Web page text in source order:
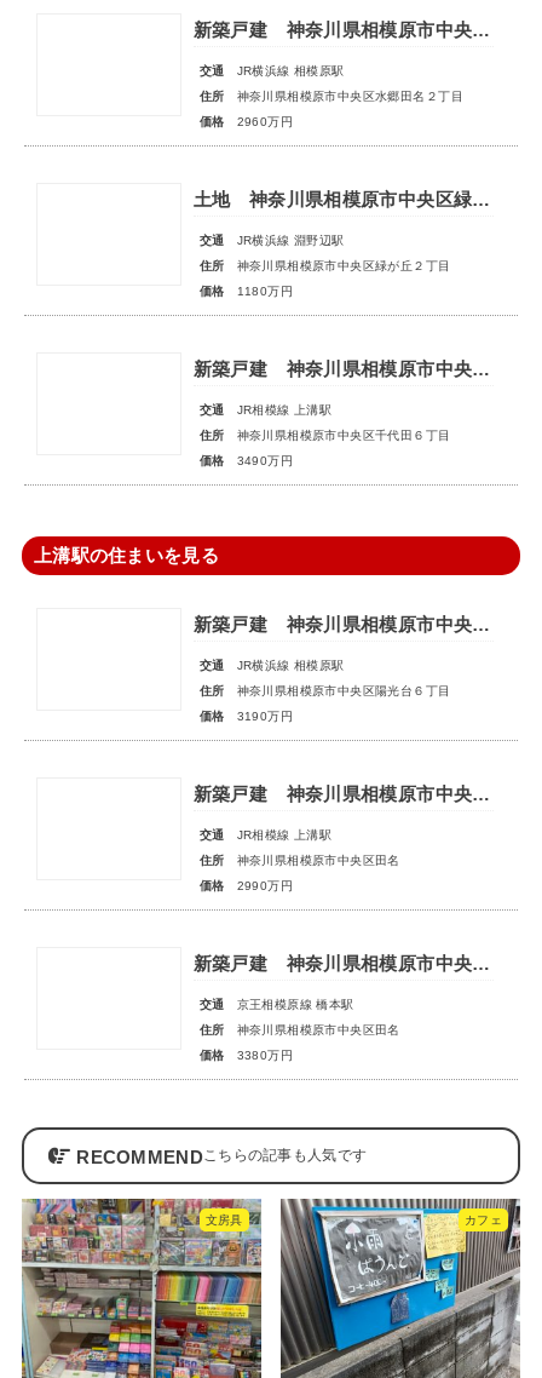
新築戸建 神奈川県相模原市中央区水郷田名２丁目
交通
JR横浜線 相模原駅
住所
神奈川県相模原市中央区水郷田名２丁目
価格
2960万円
土地 神奈川県相模原市中央区緑が丘２丁目
交通
JR横浜線 淵野辺駅
住所
神奈川県相模原市中央区緑が丘２丁目
価格
1180万円
新築戸建 神奈川県相模原市中央区千代田６丁目
交通
JR相模線 上溝駅
住所
神奈川県相模原市中央区千代田６丁目
価格
3490万円
上溝駅の住まいを見る
新築戸建 神奈川県相模原市中央区陽光台６丁目
交通
JR横浜線 相模原駅
住所
神奈川県相模原市中央区陽光台６丁目
価格
3190万円
新築戸建 神奈川県相模原市中央区田名
交通
JR相模線 上溝駅
住所
神奈川県相模原市中央区田名
価格
2990万円
新築戸建 神奈川県相模原市中央区田名
交通
京王相模原線 橋本駅
住所
神奈川県相模原市中央区田名
価格
3380万円
RECOMMEND
文房具 カフェ